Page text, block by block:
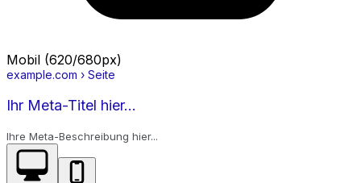
Mobil (620/680px)
example.com › Seite
Ihr Meta-Titel hier...
Ihre Meta-Beschreibung hier...